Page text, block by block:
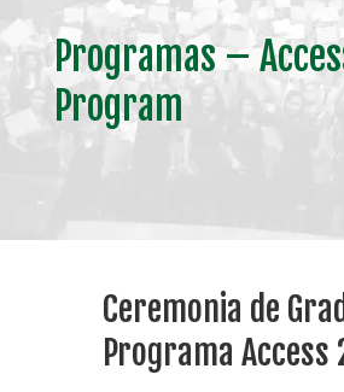
Programas –
Program
Ceremonia de
Programa Access